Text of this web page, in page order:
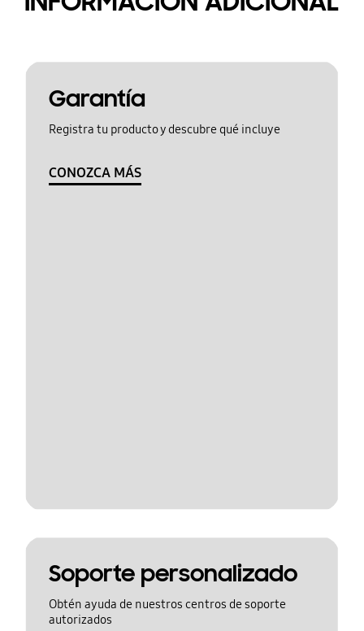
Garantía
Registra tu producto y descubre qué incluye
CONOZCA MÁS
Soporte personalizado
Obtén ayuda de nuestros centros de soporte
autorizados